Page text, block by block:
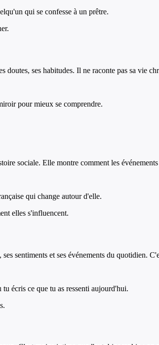
qui se confesse à un prêtre.
doutes, ses habitudes. Il ne raconte pas sa vie
pour mieux se comprendre.
sociale. Elle montre comment les
qui change autour d'elle.
elles s'influencent.
sentiments et ses événements du quotidien.
écris ce que tu as ressenti aujourd'hui.